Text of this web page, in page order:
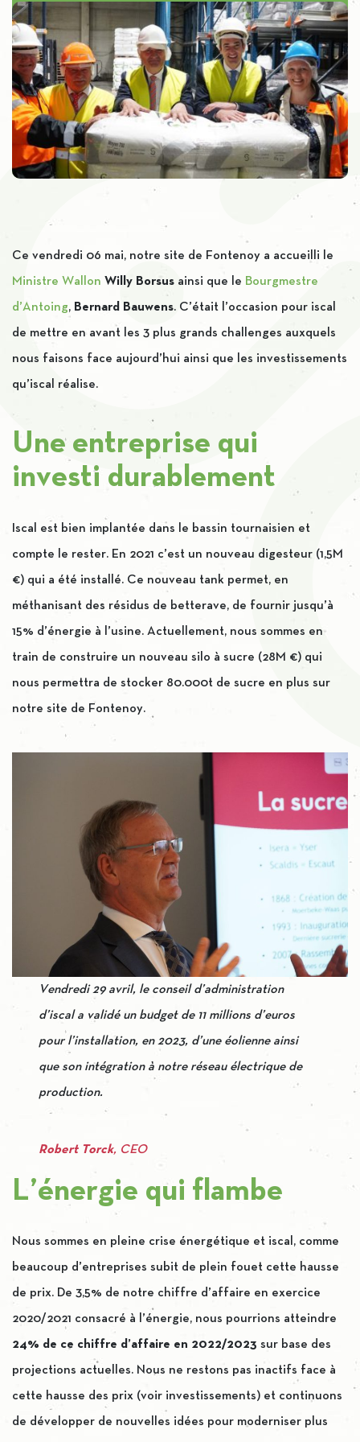
Ce vendredi 06 mai, notre site de Fontenoy a accueilli le
Ministre Wallon Willy Borsus ainsi que le Bourgmestre
d’Antoing, Bernard Bauwens. C’était l’occasion pour iscal
de mettre en avant les 3 plus grands challenges auxquels
nous faisons face aujourd’hui ainsi que les investissements
qu’iscal réalise.
Une entreprise qui
investi durablement
Iscal est bien implantée dans le bassin tournaisien et
compte le rester. En 2021 c’est un nouveau digesteur (1,5M
€) qui a été installé. Ce nouveau tank permet, en
méthanisant des résidus de betterave, de fournir jusqu’à
15% d’énergie à l’usine. Actuellement, nous sommes en
train de construire un nouveau silo à sucre (28M €) qui
nous permettra de stocker 80.000t de sucre en plus sur
notre site de Fontenoy.
Vendredi 29 avril, le conseil d’administration
d’iscal a validé un budget de 11 millions d’euros
pour l’installation, en 2023, d’une éolienne ainsi
que son intégration à notre réseau électrique de
production.
Robert Torck, CEO
L’énergie qui flambe
Nous sommes en pleine crise énergétique et iscal, comme
beaucoup d’entreprises subit de plein fouet cette hausse
de prix. De 3,5% de notre chiffre d’affaire en exercice
2020/2021 consacré à l’énergie, nous pourrions atteindre
24% de ce chiffre d’affaire en 2022/2023 sur base des
projections actuelles. Nous ne restons pas inactifs face à
cette hausse des prix (voir investissements) et continuons
de développer de nouvelles idées pour moderniser plus